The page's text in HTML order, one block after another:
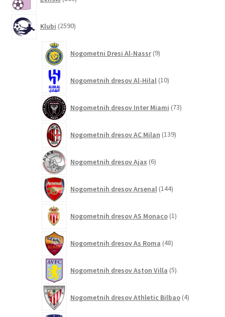
izdelkov
Klubi 2590izdelkov
Nogometni Dresi Al-Nassr 9izdelkov
Nogometnih dresov Al-Hilal 10izdelkov
Nogometnih dresov Inter Miami 73izdelkov
Nogometnih dresov AC Milan 139izdelkov
Nogometnih dresov Ajax 6izdelkov
Nogometnih dresov Arsenal 144izdelkov
Nogometnih dresov AS Monaco 1izdelek
Nogometnih dresov As Roma 48izdelkov
Nogometnih dresov Aston Villa 5izdelkov
Nogometnih dresov Athletic Bilbao 4izdelki